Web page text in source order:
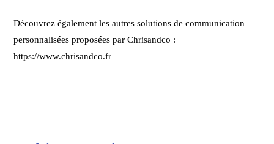
Découvrez également les autres solutions de communication
personnalisées proposées par Chrisandco :
https://www.chrisandco.fr